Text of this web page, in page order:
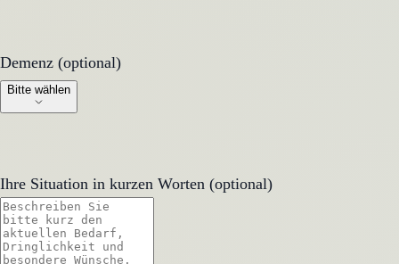
Demenz (optional)
Demenz (optional)
Bitte wählen
Ihre Situation in kurzen Worten (optional)